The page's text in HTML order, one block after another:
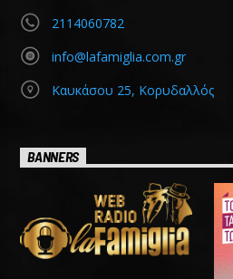
2114060782
info@lafamiglia.com.gr
Καυκάσου 25, Κορυδαλλός
BANNERS